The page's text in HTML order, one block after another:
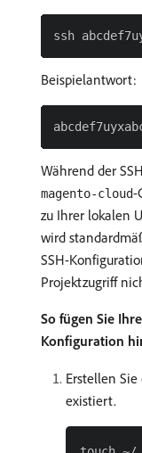
Beispielantwort:
Während der
magento-cloud-
zu Ihrer lokalen
wird
SSH-
Projektzugriff
So fügen Sie
Konfiguration
Erstellen Sie
existiert.